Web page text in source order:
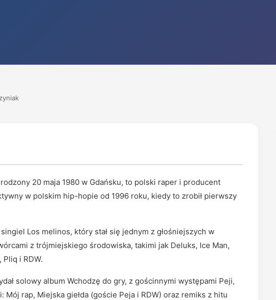
20 maja 1980 w Gdańsku, to polski raper i producent
w polskim hip-hopie od 1996 roku, kiedy to zrobił pierwszy
Los melinos, który stał się jednym z głośniejszych w
z trójmiejskiego środowiska, takimi jak Deluks, Ice Man,
Pliq i RDW.
solowy album Wchodzę do gry, z gościnnymi występami Peji,
Mój rap, Miejska giełda (goście Peja i RDW) oraz remiks z hitu